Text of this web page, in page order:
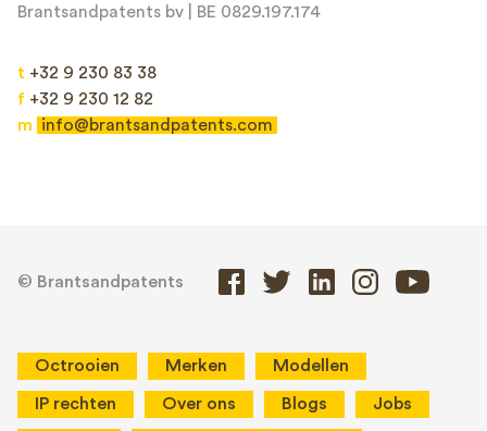
Brantsandpatents bv | BE 0829.197.174
t +32 9 230 83 38
f +32 9 230 12 82
m
info@brantsandpatents.com
© Brantsandpatents
Octrooien Merken Modellen
IP rechten Over ons Blogs Jobs